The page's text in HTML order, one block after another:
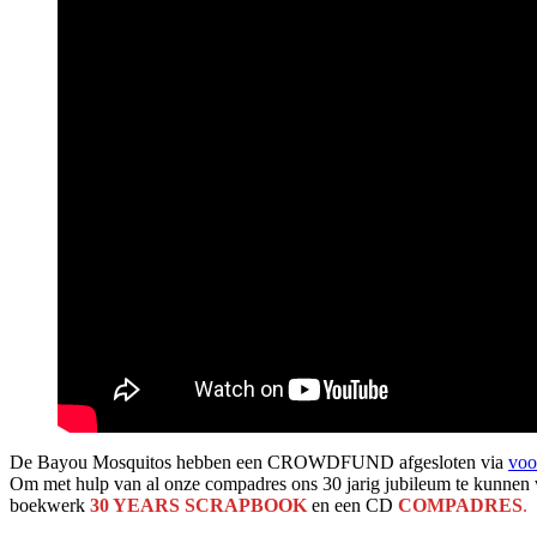
De Bayou Mosquitos hebben een CROWDFUND afgesloten via
Om met hulp van al onze compadres ons 30 jarig jubileum te kunnen
boekwerk 30 YEARS SCRAPBOOK en een CD COMPADRES.